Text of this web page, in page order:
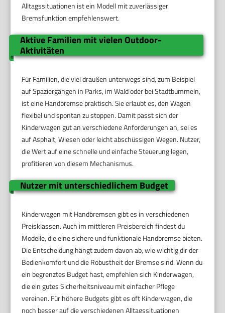
Alltagssituationen ist ein Modell mit zuverlässiger
Bremsfunktion empfehlenswert.
Aktive Familien mit vielen Outdoor-
Aktivitäten
Für Familien, die viel draußen unterwegs sind, zum Beispiel
auf Spaziergängen in Parks, im Wald oder bei Stadtbummeln,
ist eine Handbremse praktisch. Sie erlaubt es, den Wagen
flexibel und spontan zu stoppen. Damit passt sich der
Kinderwagen gut an verschiedene Anforderungen an, sei es
auf Asphalt, Wiesen oder leicht abschüssigen Wegen. Nutzer,
die Wert auf eine schnelle und einfache Steuerung legen,
profitieren von diesem Mechanismus.
Nutzer mit unterschiedlichem Budget
Kinderwagen mit Handbremsen gibt es in verschiedenen
Preisklassen. Auch im mittleren Preisbereich findest du
Modelle, die eine sichere und funktionale Handbremse bieten.
Die Entscheidung hängt zudem davon ab, wie wichtig dir der
Bedienkomfort und die Robustheit der Bremse sind. Wenn du
ein begrenztes Budget hast, empfehlen sich Kinderwagen,
die ein gutes Sicherheitsniveau mit einfacher Pflege
vereinen. Für höhere Budgets gibt es oft Kinderwagen, die
noch besser auf die verschiedenen Alltagssituationen